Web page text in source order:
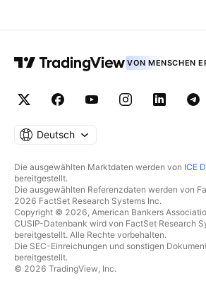
VON MENSCHEN
Deutsch
Die ausgewählten Marktdaten werden von ICE
bereitgestellt.
Die ausgewählten Referenzdaten werden von
2026 FactSet Research Systems Inc.
Copyright © 2026, American Bankers
CUSIP-Datenbank wird von FactSet Research
bereitgestellt. Alle Rechte vorbehalten.
Die SEC-Einreichungen und sonstigen
bereitgestellt.
© 2026 TradingView, Inc.